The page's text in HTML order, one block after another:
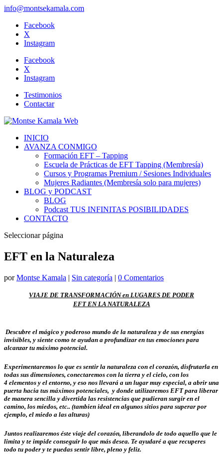
info@montsekamala.com
Facebook
X
Instagram
Facebook
X
Instagram
Testimonios
Contactar
INICIO
AVANZA CONMIGO
Formación EFT – Tapping
Escuela de Prácticas de EFT Tapping (Membresía)
Cursos y Programas Premium / Sesiones Individuales
Mujeres Radiantes (Membresía solo para mujeres)
BLOG y PODCAST
BLOG
Podcast TUS INFINITAS POSIBILIDADES
CONTACTO
Seleccionar página
EFT en la Naturaleza
porMontse Kamala | Sin categoría | 0 Comentarios
VIAJE DE TRANSFORMACIÓN en LUGARES DE PODER
EFT EN LA NATURALEZA
Descubre el mágico y poderoso mundo de la naturaleza y de sus energías
invisibles, y siente como te ayudan a profundizar en tus emociones para
alcanzar tu máximo potencial.
Experimentaremos lo que es sentir la naturaleza con el corazón, disfrutarla en
todas sus dimensiones, conectaremos con la tierra y el cielo, con los
4 elementos y el entorno, y eso nos llevará a un lugar muy especial, a abrir una
puerta hacia tus máximos potenciales, y donde utilizaremos EFT para liberar
de manera sencilla y divertida las resistencias que pudieran surgir en el
camino, los miedos, etc.. (tambien ideal en algunos sitios para superar por
ejemplo, el miedo a las alturas)
Juntos realizaremos éste viaje del corazón, liberandolo de todo aquello que le
limita y te impide conseguir lo que más desea. Te ayudaré a que recuperes
todo tu poder y te puedas sentir libre, pleno y feliz.